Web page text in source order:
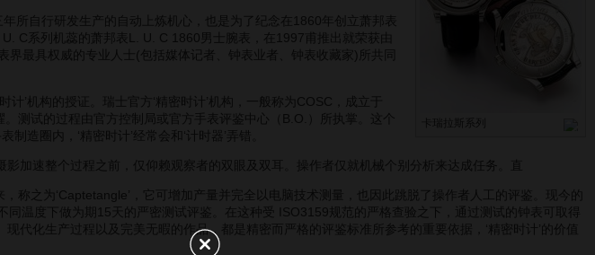
自行研发生产的自动上炼机心，也是为了纪念在1860年创立萧邦表
C系列机蕊的萧邦表L. U. C 1860男士腕表，在1997甫推出就荣获由
最具权威的专业人士(包括媒体记者、钟表业者、钟表收藏家)所共同
机构的授证。瑞士官方‘精密时计’机构，一般称为COSC，成立于
测试的过程由官方控制局或官方手表评鉴中心（B.O.）所执掌。这个
造圈内，‘精密时计’经常会和‘计时器’弄错。
速整个过程之前，仅仰赖观察者的双眼及双耳。操作者仅就机械个别分析来达成任务。直
之为‘Captetangle’，它可增加产量并完全以电脑技术测量，也因此跳脱了操作者人工的评鉴。现今的
温度下做为期15天的严密测试评鉴。在这种受 ISO3159规范的严格查验之下，通过测试的钟表可取得
代化生产过程以及完美无暇的作品，都是精密而严格的评鉴标准所参考的重要依据，‘精密时计’的价值